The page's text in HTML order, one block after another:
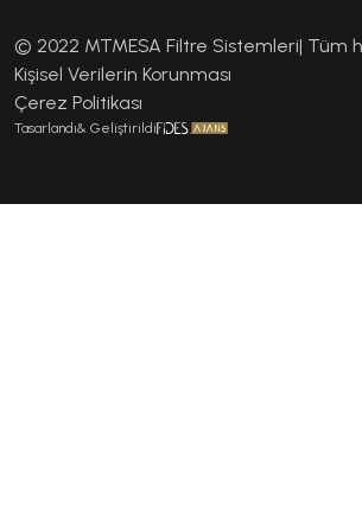
© 2022 MTMESA Filtre Sistemleri| Tüm
Kişisel Verilerin Korunması
Çerez Politikası
Tasarlandı& Geliştirildi